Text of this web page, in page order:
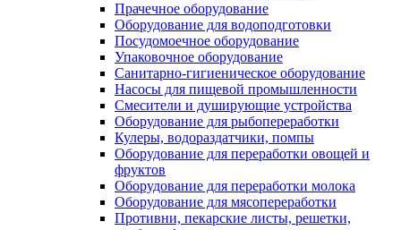
Прачечное оборудование
Оборудование для водоподготовки
Посудомоечное оборудование
Упаковочное оборудование
Санитарно-гигиеническое оборудование
Насосы для пищевой промышленности
Смесители и душирующие устройства
Оборудование для рыбопереработки
Кулеры, водораздатчики, помпы
Оборудование для переработки овощей и
фруктов
Оборудование для переработки молока
Оборудование для мясопереработки
Противни, пекарские листы, решетки,